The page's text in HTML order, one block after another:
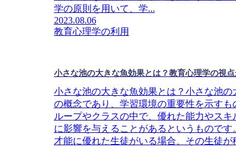
学の原則を用いて、学...
2023.08.06
教育心理学の利用
小さな池の大きな魚効果とは？教育心理学の視
小さな池の大きな魚効果とは？小さな池
の概念であり、学習環境の重要性を示す
ループやクラスの中で、優れた能力やス
に影響を与えることがあるというもので
才能に優れた生徒がいる場合、その生徒